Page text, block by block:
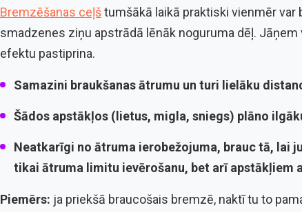
Bremzēšanas ceļštumšākā laikā praktiski vienmēr
smadzenes ziņu apstrādā lēnāk noguruma dēļ.
efektu pastiprina.
Samazini braukšanas ātrumu un turi lielāku
Šādos apstākļos (lietus, migla, sniegs) plāno
Neatkarīgi no ātruma ierobežojuma, brauc tā, lai
tikai ātruma limitu ievērošanu, bet arī apstākļiem
Piemērs: ja priekšā braucošais bremzē, naktī tu to